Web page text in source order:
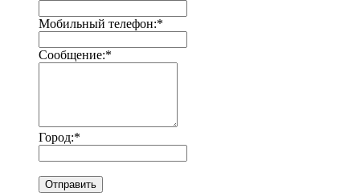
Мобильный телефон:*
Сообщение:*
Город:*
Отправить